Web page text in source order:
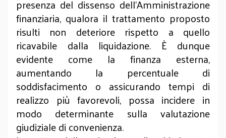
presenza del dissenso dell’Amministrazione
finanziaria, qualora il trattamento proposto
risulti non deteriore rispetto a quello
ricavabile dalla liquidazione. È dunque
evidente come la finanza esterna,
aumentando la percentuale di
soddisfacimento o assicurando tempi di
realizzo più favorevoli, possa incidere in
modo determinante sulla valutazione
giudiziale di convenienza.